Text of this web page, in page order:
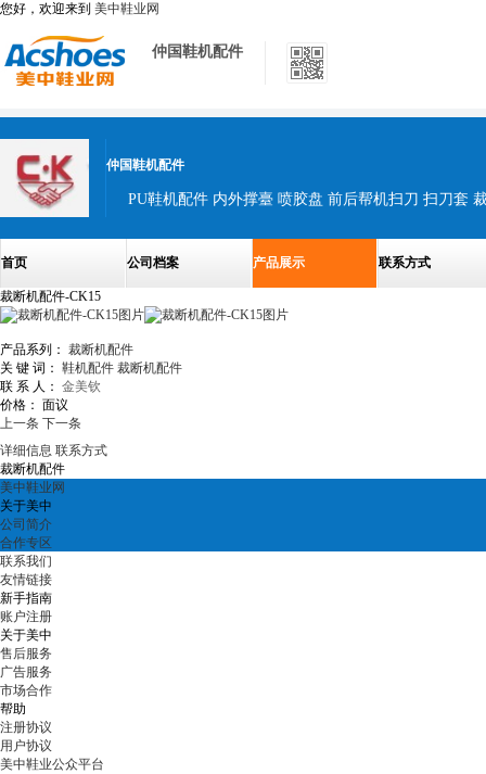
您好，欢迎来到 美中鞋业网
仲国鞋机配件
仲国鞋机配件
首页 公司档案 产品展示 联系方式
裁断机配件-CK15
产品系列： 裁断机配件
关 键 词： 鞋机配件 裁断机配件
联 系 人： 金美钦
价格： 面议
上一条 下一条
详细信息 联系方式
裁断机配件
美中鞋业网
关于美中
公司简介
合作专区
联系我们
友情链接
新手指南
账户注册
关于美中
售后服务
广告服务
市场合作
帮助
注册协议
用户协议
美中鞋业公众平台